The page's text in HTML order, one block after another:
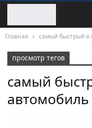
Главная самый быстрый в
просмотр тегов
самый
автомобиль